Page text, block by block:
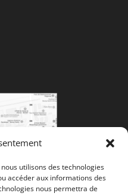
utilisons des technologies
accéder aux informations des
nous permettra de